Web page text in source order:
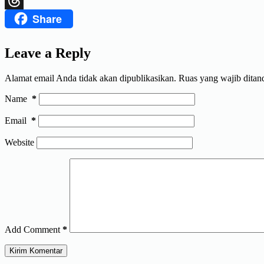
ThreadsShare
Leave a Reply
Alamat email Anda tidak akan dipublikasikan. Ruas yang wajib
Name *
Email *
Website
Add Comment *
Kirim Komentar